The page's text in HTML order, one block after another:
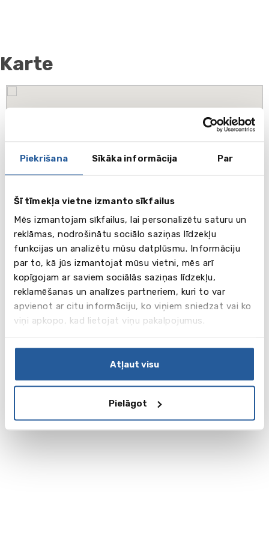
Piekrišana Sīkāka informācija Par
Šī tīmekļa vietne izmanto sīkfailus
Mēs izmantojam sīkfailus, lai personalizētu saturu un
reklāmas, nodrošinātu sociālo saziņas līdzekļu
funkcijas un analizētu mūsu datplūsmu. Informāciju
par to, kā jūs izmantojat mūsu vietni, mēs arī
kopīgojam ar saviem sociālās saziņas līdzekļu,
reklamēšanas un analīzes partneriem, kuri to var
apvienot ar citu informāciju, ko viņiem sniedzat vai ko
viņi apkopo, kad lietojat viņu pakalpojumus.
Atļaut visu
Pielāgot
Karte